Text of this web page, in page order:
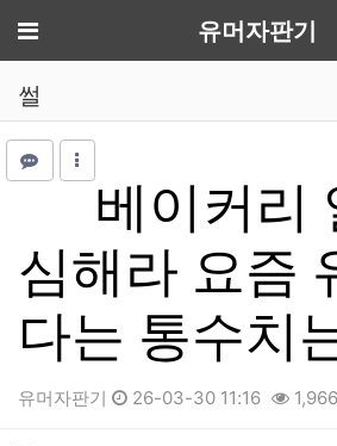
메뉴 유머자판기
썰
베이커리
심해라 요즘
다는 통수치
유머자판기 26-03-30 11:16 1,966